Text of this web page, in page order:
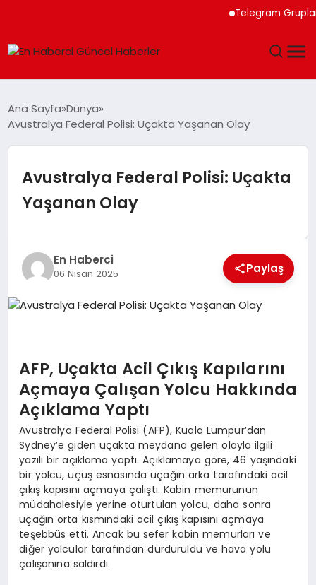
Telegram Grupları
SAĞLIK
TEKNOLOJI
DÜNYA
SIYASET
Ana Sayfa Dünya
Avustralya Federal Polisi: Uçakta Yaşanan Olay
Avustralya Federal Polisi: Uçakta
Yaşanan Olay
En Haberci
06 Nisan 2025 Paylaş
AFP, Uçakta Acil Çıkış Kapılarını
Açmaya Çalışan Yolcu Hakkında
Açıklama Yaptı
Avustralya Federal Polisi (AFP), Kuala Lumpur’dan
Sydney’e giden uçakta meydana gelen olayla ilgili
yazılı bir açıklama yaptı. Açıklamaya göre, 46 yaşındaki
bir yolcu, uçuş esnasında uçağın arka tarafındaki acil
çıkış kapısını açmaya çalıştı. Kabin memurunun
müdahalesiyle yerine oturtulan yolcu, daha sonra
uçağın orta kısmındaki acil çıkış kapısını açmaya
teşebbüs etti. Ancak bu sefer kabin memurları ve
diğer yolcular tarafından durduruldu ve hava yolu
çalışanına saldırdı.